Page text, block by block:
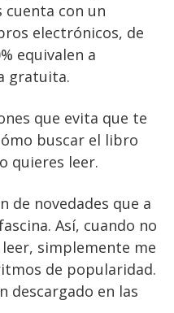
cuenta con un
electrónicos, de
equivalen a
gratuita.
que evita que te
buscar el libro
quieres leer.
de novedades que a
Así, cuando no
simplemente me
de popularidad.
descargado en las